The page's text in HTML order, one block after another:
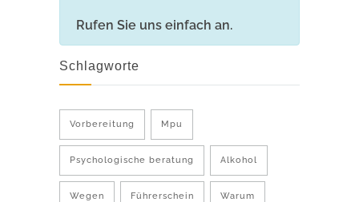
Rufen Sie uns einfach an.
Schlagworte
Vorbereitung Mpu
Psychologische beratung Alkohol
Wegen Führerschein Warum